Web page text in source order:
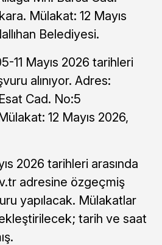
Mülakat: 12 Mayıs
Belediyesi.
11 Mayıs 2026 tarihleri
alınıyor. Adres:
Cad. No:5
12 Mayıs 2026,
2026 tarihleri arasında
adresine özgeçmiş
yapılacak. Mülakatlar
tarih ve saat